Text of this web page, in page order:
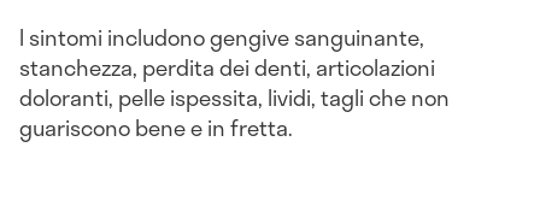
I sintomi includono gengive sanguinante,
stanchezza, perdita dei denti, articolazioni
doloranti, pelle ispessita, lividi, tagli che non
guariscono bene e in fretta.